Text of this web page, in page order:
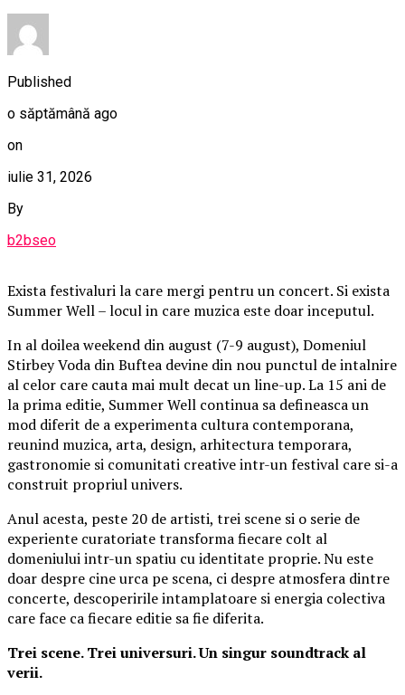
Published
o săptămână ago
on
iulie 31, 2026
By
b2bseo
Exista festivaluri la care mergi pentru un concert. Si exista
Summer Well – locul in care muzica este doar inceputul.
In al doilea weekend din august (7-9 august), Domeniul
Stirbey Voda din Buftea devine din nou punctul de intalnire
al celor care cauta mai mult decat un line-up. La 15 ani de
la prima editie, Summer Well continua sa defineasca un
mod diferit de a experimenta cultura contemporana,
reunind muzica, arta, design, arhitectura temporara,
gastronomie si comunitati creative intr-un festival care si-a
construit propriul univers.
Anul acesta, peste 20 de artisti, trei scene si o serie de
experiente curatoriate transforma fiecare colt al
domeniului intr-un spatiu cu identitate proprie. Nu este
doar despre cine urca pe scena, ci despre atmosfera dintre
concerte, descoperirile intamplatoare si energia colectiva
care face ca fiecare editie sa fie diferita.
Trei scene. Trei universuri. Un singur soundtrack al
verii.